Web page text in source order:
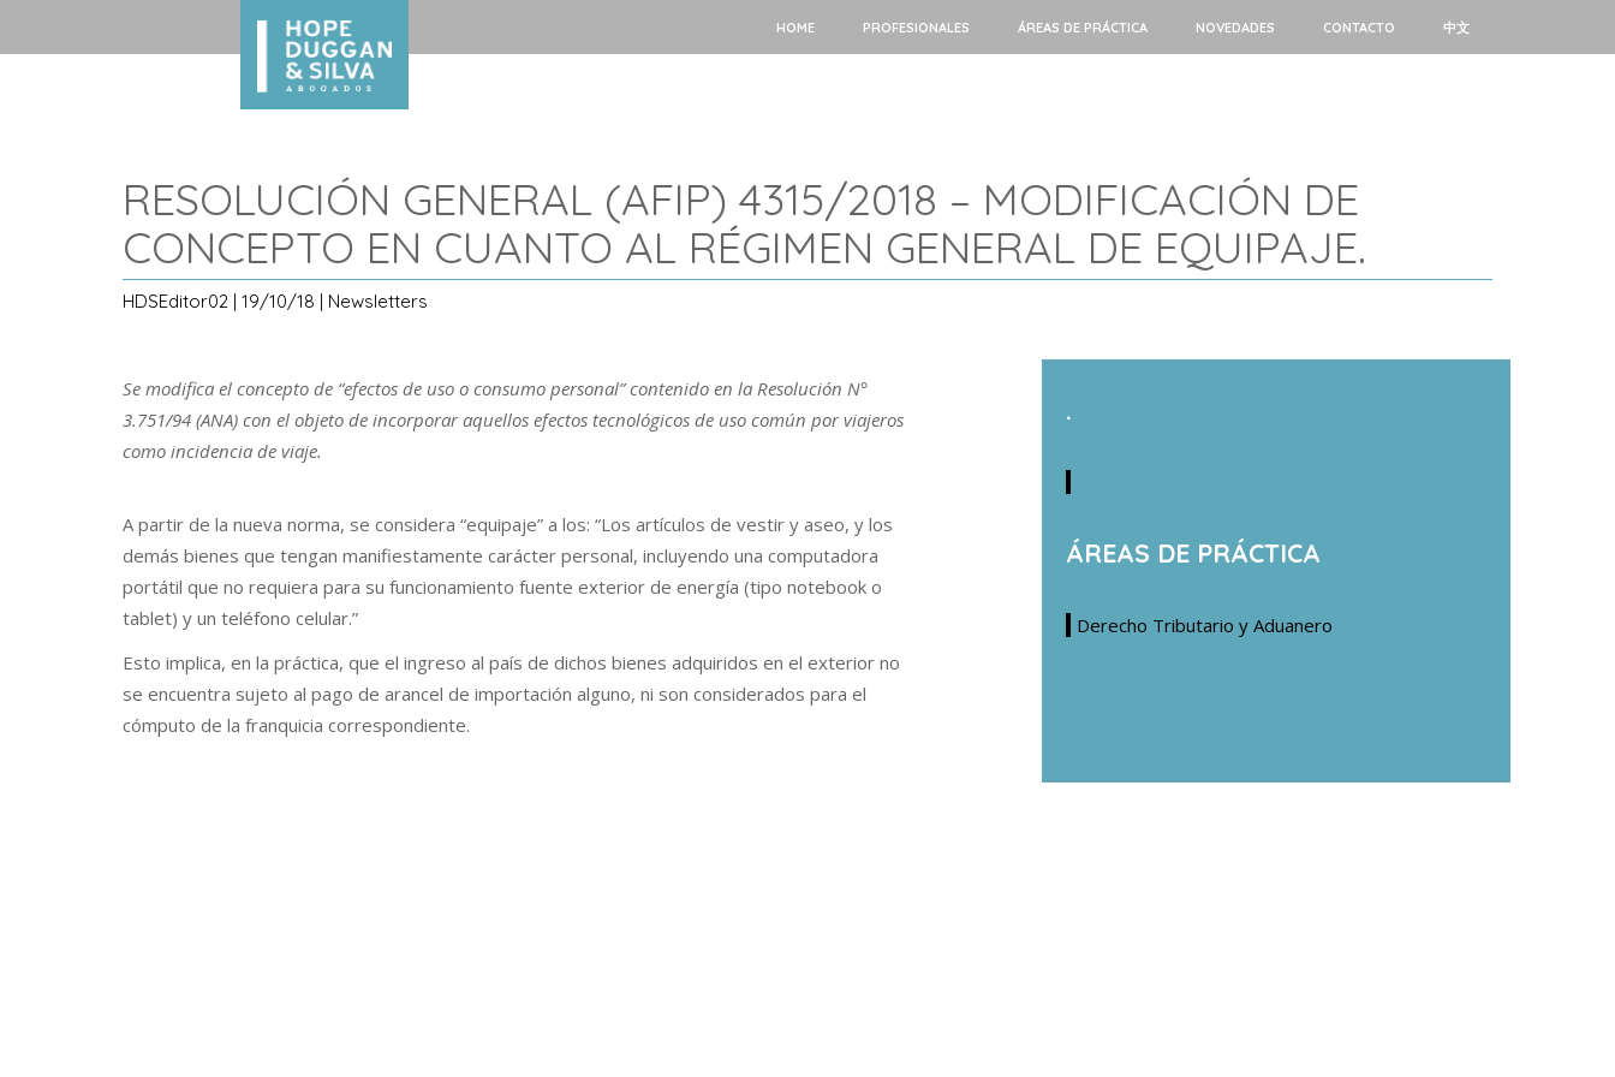
HOME PROFESIONALES ÁREAS DE PRÁCTICA NOVEDADES CONTACTO 中文
RESOLUCIÓN GENERAL (AFIP) 4315/2018 – MODIFICACIÓN DE
CONCEPTO EN CUANTO AL RÉGIMEN GENERAL DE EQUIPAJE.
HDSEditor02 | 19/10/18 | Newsletters
Se modifica el concepto de “efectos de uso o consumo personal” contenido en la Resolución N°
3.751/94 (ANA) con el objeto de incorporar aquellos efectos tecnológicos de uso común por viajeros
como incidencia de viaje.
A partir de la nueva norma, se considera “equipaje” a los: “Los artículos de vestir y aseo, y los
demás bienes que tengan manifiestamente carácter personal, incluyendo una computadora
portátil que no requiera para su funcionamiento fuente exterior de energía (tipo notebook o
tablet) y un teléfono celular.”
Esto implica, en la práctica, que el ingreso al país de dichos bienes adquiridos en el exterior no
se encuentra sujeto al pago de arancel de importación alguno, ni son considerados para el
cómputo de la franquicia correspondiente.
.
ÁREAS DE PRÁCTICA
Derecho Tributario y Aduanero